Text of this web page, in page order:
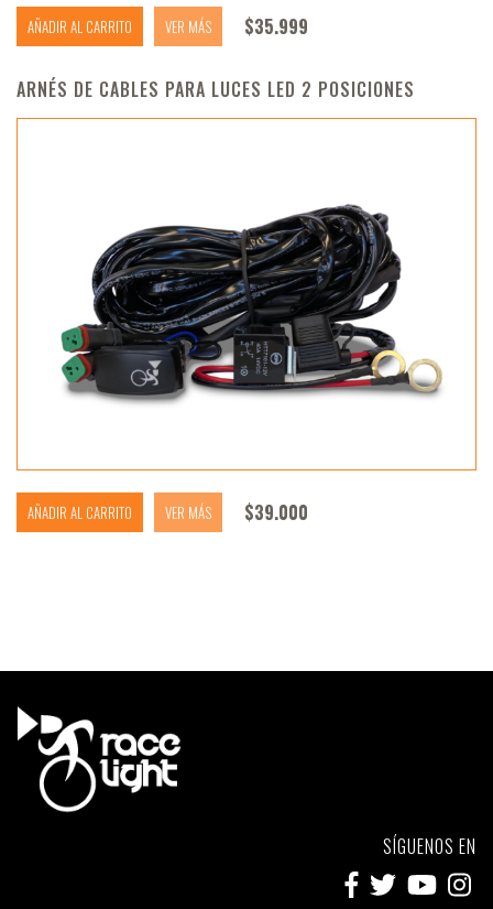
AÑADIR AL CARRITO VER MÁS $35.999
ARNÉS DE CABLES PARA LUCES LED 2 POSICIONES
AÑADIR AL CARRITO VER MÁS $39.000
SÍGUENOS EN